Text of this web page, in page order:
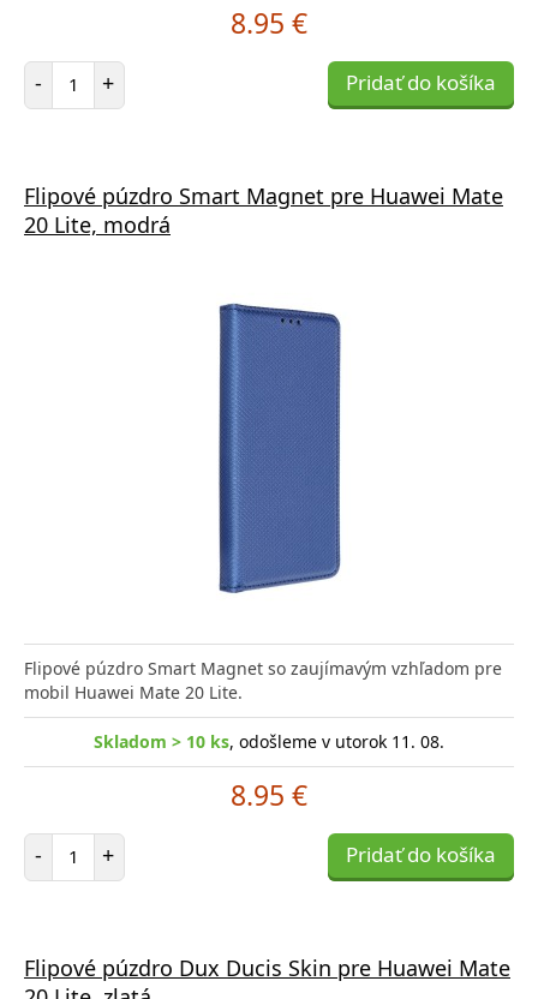
8.95 €
- Počet položiek
+ Pridať do košíka
Flipové púzdro Smart Magnet pre Huawei Mate
20 Lite, modrá
Flipové púzdro Smart Magnet so zaujímavým vzhľadom pre
mobil Huawei Mate 20 Lite.
Skladom > 10 ks, odošleme v utorok 11. 08.
8.95 €
- Počet položiek
+ Pridať do košíka
Flipové púzdro Dux Ducis Skin pre Huawei Mate